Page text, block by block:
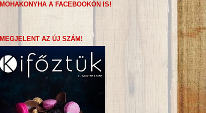
MOHAKONYHA A FACEBOOKON IS!
MEGJELENT AZ ÚJ SZÁM!